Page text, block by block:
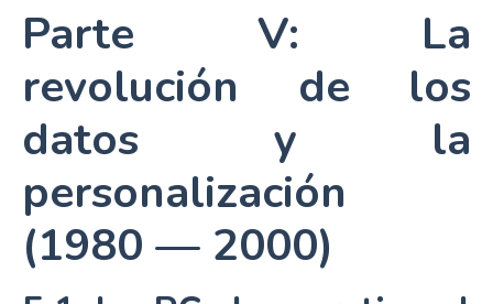
Parte V: La
revolución de los
datos y la
personalización
(1980 — 2000)